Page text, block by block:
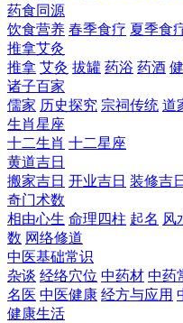
药食同源
饮食营养 春季食疗 夏季食
推拿艾灸
推拿 艾灸 拔罐 药浴 药酒
诸子百家
儒家 历史探究 宗祠传统 道
生肖星座
十二生肖 十二星座
黄道吉日
搬家吉日 开业吉日 装修吉日
奇门术数
相由心生 命理四柱 起名 风
数 网络修道
中医基础常识
杂谈 经络穴位 中药材 中药
名医 中医健康 经方与应用
健康生活